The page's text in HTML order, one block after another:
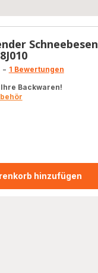
hinzufügen
Schneebesen
- 1 Bewertungen
Backwaren!